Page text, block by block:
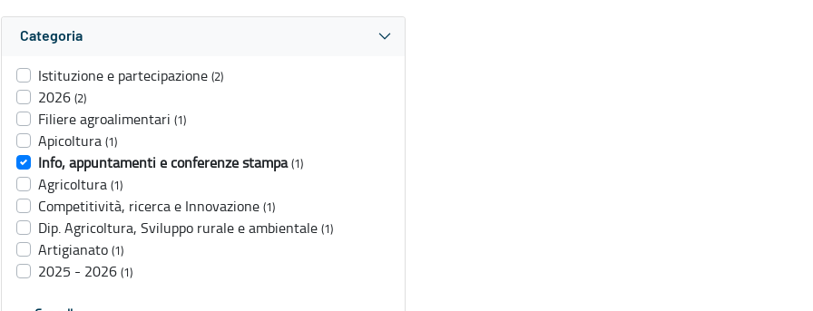
Categoria
Istituzione e partecipazione (2)
2026 (2)
Filiere agroalimentari (1)
Apicoltura (1)
Info, appuntamenti e conferenze stampa (1)
Agricoltura (1)
Competitività, ricerca e Innovazione (1)
Dip. Agricoltura, Sviluppo rurale e ambientale (1)
Artigianato (1)
2025 - 2026 (1)